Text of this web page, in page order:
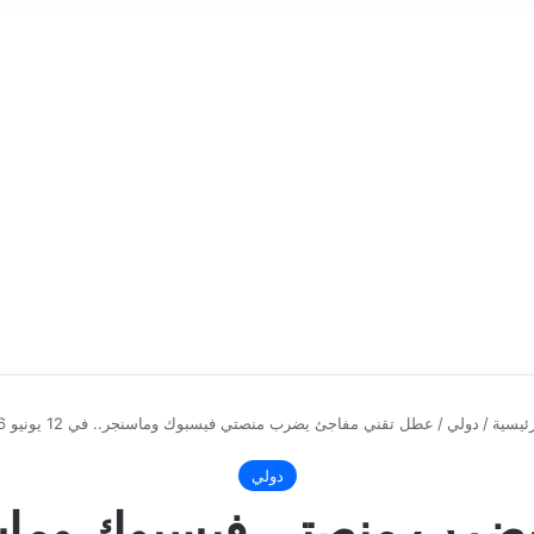
/ دولي / عطل تقني مفاجئ يضرب منصتي فيسبوك وماسنجر.. في 12 يونيو 2026
دولي